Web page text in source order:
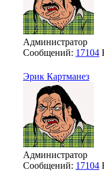
Администратор
Сообщений: 17104
Эрик Картманез
Администратор
Сообщений: 17104